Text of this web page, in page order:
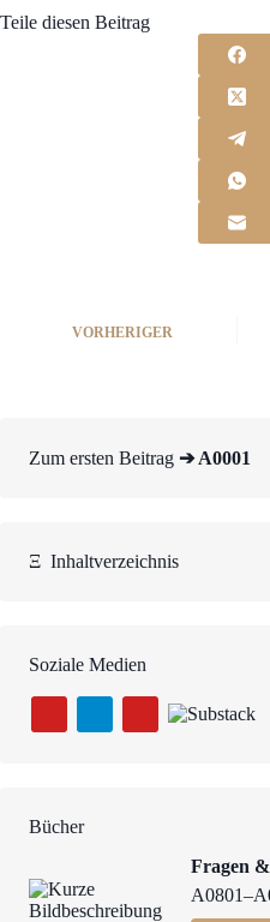
Teile diesen Beitrag
VORHERIGER
Zum ersten Beitrag ➔ A0001
Ξ Inhaltverzeichnis
Soziale Medien
Bücher
Fragen